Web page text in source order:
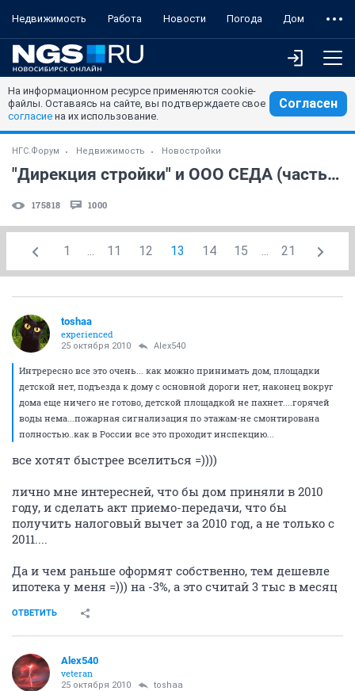
Недвижимость Работа Новости Погода Дом
На информационном ресурсе применяются cookie-
файлы. Оставаясь на сайте, вы подтверждаете свое
согласие на их использование.
Согласен
НГС.Форум Недвижимость Новостройки
"Дирекция стройки" и ООО СЕДА (часть 2)
175818 1000
1 ... 11 12 13 14 15 ... 21
toshaa
experienced
25 октября 2010 Alex540
Интрересно все это очень... как можно принимать дом, площадки
детской нет, подъезда к дому с основной дороги нет, наконец вокруг
дома еще ничего не готово, детской площадкой не пахнет....горячей
воды нема...пожарная сигнализация по этажам-не смонтирована
полностью..как в России все это проходит инспекцию...
все хотят быстрее вселиться =))))
лично мне интересней, что бы дом приняли в 2010
году, и сделать акт приемо-передачи, что бы
получить налоговый вычет за 2010 год, а не только с
2011....
Да и чем раньше оформят собственно, тем дешевле
ипотека у меня =))) на -3%, а это считай 3 тыс в месяц
ОТВЕТИТЬ
Alex540
veteran
25 октября 2010 toshaa